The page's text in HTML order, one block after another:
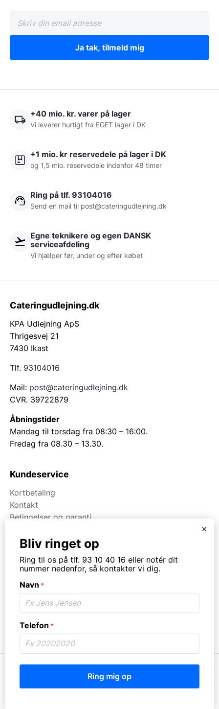
Ja tak, tilmeld mig
+40 mio. kr. varer på lager
Vi leverer hurtigt fra EGET lager i DK
+1 mio. kr reservedele på lager i DK
og 1,5 mio. reservedele indenfor 48 timer
Ring på tlf. 93104016
Send en mail til post@cateringudlejning.dk
Egne teknikere og egen DANSK
serviceafdeling
Vi hjælper før, under og efter købet
Cateringudlejning.dk
KPA Udlejning ApS
Thrigesvej 21
7430 Ikast
Tlf. 93104016
Mail: post@cateringudlejning.dk
CVR. 39722879
Åbningstider
Mandag til torsdag fra 08:30 – 16:00.
Fredag fra 08.30 – 13.30.
Kundeservice
Kortbetaling
Kontakt
Betingelser og garanti
Om Kpa Udlejning
Om Kpa Group
Fødevaredokumentation
Kategorier
x
Bliv ringet op
Ring til os på tlf. 93 10 40 16 eller notér dit
nummer nedenfor, så kontakter vi dig.
Navn *
Telefon *